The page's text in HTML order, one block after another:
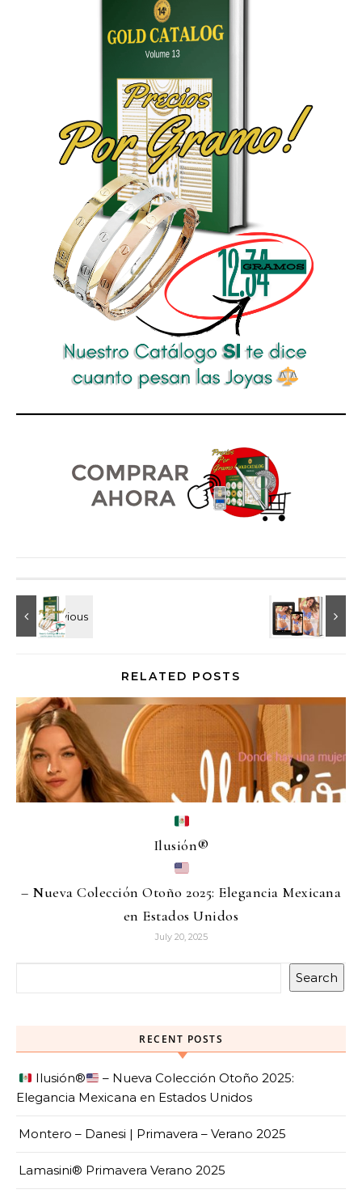
RELATED POSTS
Ilusión®️
– Nueva Colección Otoño 2025: Elegancia Mexicana
en Estados Unidos
July 20, 2025
Search
RECENT POSTS
Ilusión®️
– Nueva Colección Otoño 2025:
Elegancia Mexicana en Estados Unidos
Montero – Danesi | Primavera – Verano 2025
Lamasini® Primavera Verano 2025